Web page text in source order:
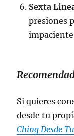
Sexta
presiones
Si quieres
desde tu
Ching Desde